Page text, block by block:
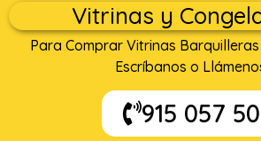
Vitrinas y
Para Comprar Vitrinas
Escríbanos o
915 057